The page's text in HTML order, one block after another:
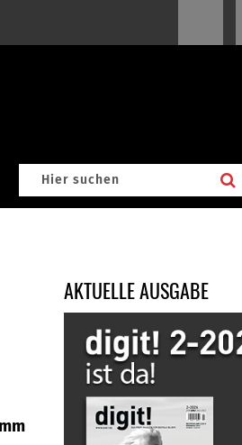
AKTUELLE AUSGABE